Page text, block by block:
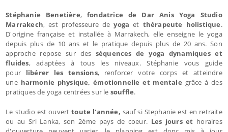
Stéphanie Benetière, fondatrice de Dar Anis Yoga Studio
Marrakech, est professeure deyoga et thérapeute holistique.
D'origine française et installée à Marrakech, elle enseigne le yoga
depuis plus de 10 ans et le pratique depuis plus de 20 ans. Son
approche repose sur des séquences de yoga dynamiques et
fluides, adaptées à tous les niveaux. Stéphanie vous guide
pour libérer les tensions, renforcer votre corps et atteindre
une harmonie physique, émotionnelle et mentale grâce à des
pratiques de yoga centrées sur le souffle.
Le studio est ouverttoute l'année, sauf si Stephanie est en retraite
ou au Sri Lanka, son 2ème pays de coeur. Les jours et horaires